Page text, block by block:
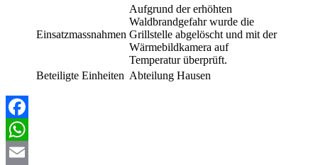
Einsatzmassnahmen
Aufgrund der erhöhten
Waldbrandgefahr wurde die
Grillstelle abgelöscht und mit der
Wärmebildkamera auf
Temperatur überprüft.
Beteiligte Einheiten Abteilung Hausen
Facebook
WhatsApp